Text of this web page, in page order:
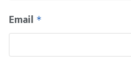
Email *